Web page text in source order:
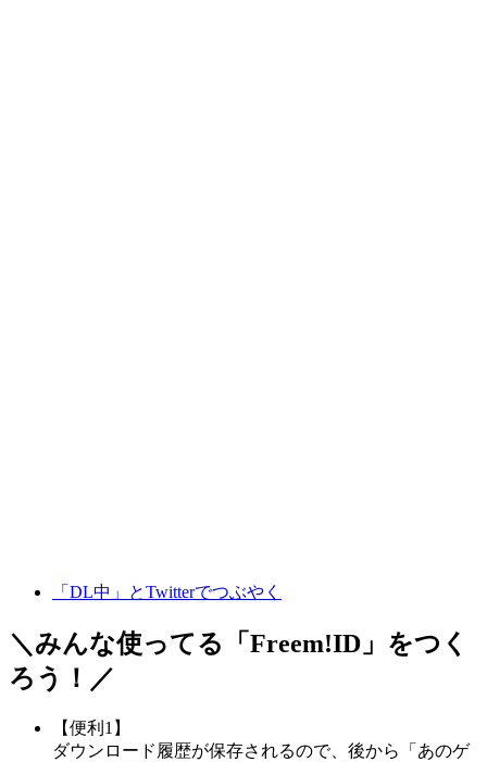
「DL中」とTwitterでつぶやく
＼みんな使ってる「 Freem!ID 」をつく
ろう！／
【便利1】
ダウンロード履歴が保存されるので、後から「あのゲ